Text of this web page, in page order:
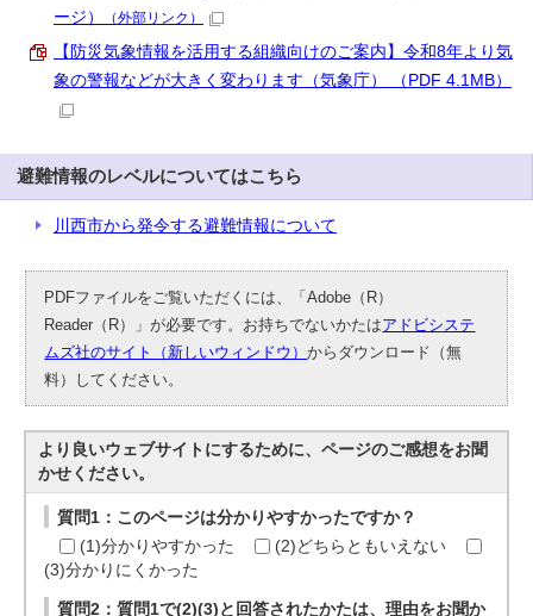
ージ）
（外部リンク）
【防災気象情報を活用する組織向けのご案内】令和8年より気
象の警報などが大きく変わります（気象庁） （PDF 4.1MB）
避難情報のレベルについてはこちら
川西市から発令する避難情報について
PDFファイルをご覧いただくには、「Adobe（R）
Reader（R）」が必要です。お持ちでないかたはアドビシステ
ムズ社のサイト（新しいウィンドウ）からダウンロード（無
料）してください。
より良いウェブサイトにするために、ページのご感想をお聞
かせください。
質問1：このページは分かりやすかったですか？
(1)分かりやすかった
(2)どちらともいえない
(3)分かりにくかった
質問2：質問1で(2)(3)と回答されたかたは、理由をお聞か